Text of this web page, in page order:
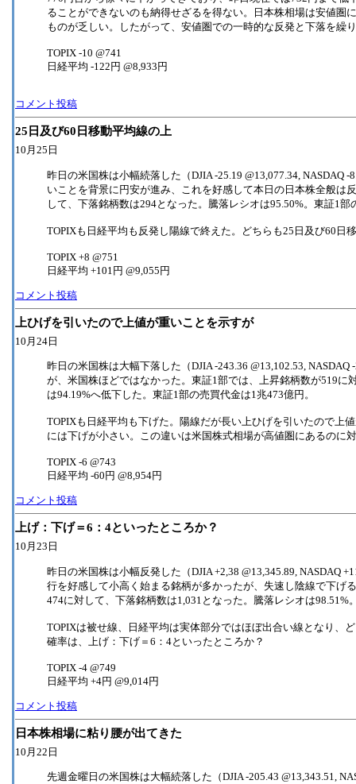
ることができないのも納得せざるを得ない。日本株相場は安値圏
ものが乏しい。したがって、安値圏での一時的な反発と下落を繰
TOPIX -10 @741
日経平均 -122円 @8,933円
コメント投稿
25日及び60日移動平均線の上
10月25日
昨日の米国株は小幅続落した（DJIA -25.19 @13,077.34, NASDAQ
いことを背景に円安が進み、これを好感して本日の日本株全般は
して、下落銘柄数は294となった。騰落レシオは95.50%。東証1部
TOPIXも日経平均も反発し陽線で終えた。どちらも25日及び60日
TOPIX +8 @751
日経平均 +101円 @9,055円
コメント投稿
上ひげを引いたので上値が重いことを示すが
10月24日
昨日の米国株は大幅下落した（DJIA -243.36 @13,102.53,
が、米国株ほどではなかった。東証1部では、上昇銘柄数が519に
は94.19%へ低下した。東証1部の売買代金は1兆473億円。
TOPIXも日経平均も下げた。陽線だが長い上ひげを引いたので上
には下げが小さい。この違いは米国株式相場が高値圏にあるのに
TOPIX -6 @743
日経平均 -60円 @8,954円
コメント投稿
上げ：下げ＝6：4といったところか？
10月23日
昨日の米国株は小幅反発した（DJIA +2,38 @13,345.89, NASDAQ
行を好感して小高く始まる銘柄が多かったが、失速し陰線で下げ
474に対して、下落銘柄数は1,031となった。騰落レシオは98.51%
TOPIXは被せ線、日経平均は実体部分ではほぼ出合い線となり、
確率は、上げ：下げ＝6：4といったところか？
TOPIX -4 @749
日経平均 +4円 @9,014円
コメント投稿
日本株相場に粘り腰が出てきた
10月22日
先週金曜日の米国株は大幅続落した（DJIA -205.43 @13,343.51,